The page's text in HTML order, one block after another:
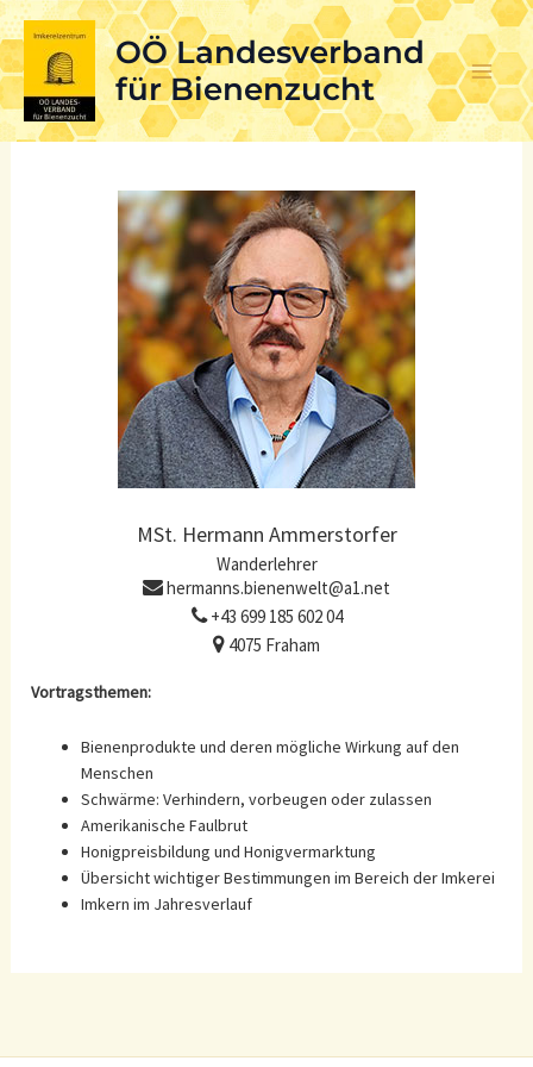
Skip
to
content
OÖ Landesverband
für Bienenzucht
MSt. Hermann Ammerstorfer
Wanderlehrer
+43 699 185 602 04
4075 Fraham
hermanns.bienenwelt@a1.net
Vortragsthemen:
Bienenprodukte und deren mögliche Wirkung auf den
Menschen
Schwärme: Verhindern, vorbeugen oder zulassen
Amerikanische Faulbrut
Honigpreisbildung und Honigvermarktung
Übersicht wichtiger Bestimmungen im Bereich der Imkerei
Imkern im Jahresverlauf